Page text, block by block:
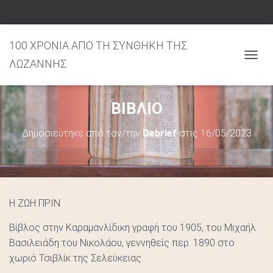
100 ΧΡΟΝΙΑ ΑΠΟ ΤΗ ΣΥΝΘΗΚΗ ΤΗΣ
ΛΩΖΑΝΝΗΣ
Λ
Α
Γ
Γ
ΒΙΒΛΙΟ
Δημοσιεύτηκε από τον/την Debriefστις 16/05/2023
Η ΖΩΗ ΠΡΙΝ
Βίβλος στην Καραμανλίδικη γραφή του 1905, του Μιχαήλ
Βασιλειάδη του Νικολάου, γεννηθείς περ. 1890 στο
χωριό Τσιβλίκ της Σελεύκειας.